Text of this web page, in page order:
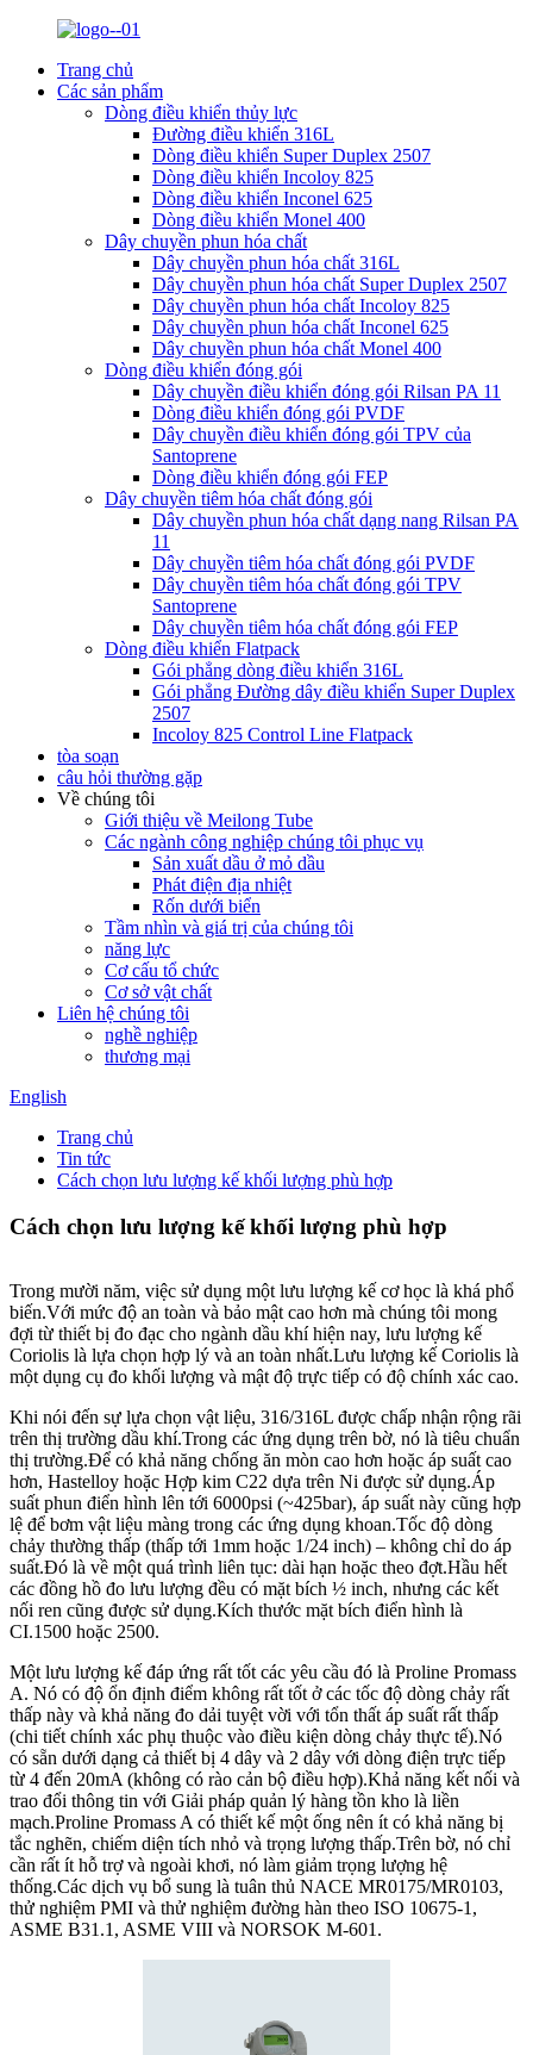
Trang chủ
Các sản phẩm
Dòng điều khiển thủy lực
Đường điều khiển 316L
Dòng điều khiển Super Duplex 2507
Dòng điều khiển Incoloy 825
Dòng điều khiển Inconel 625
Dòng điều khiển Monel 400
Dây chuyền phun hóa chất
Dây chuyền phun hóa chất 316L
Dây chuyền phun hóa chất Super Duplex 2507
Dây chuyền phun hóa chất Incoloy 825
Dây chuyền phun hóa chất Inconel 625
Dây chuyền phun hóa chất Monel 400
Dòng điều khiển đóng gói
Dây chuyền điều khiển đóng gói Rilsan PA 11
Dòng điều khiển đóng gói PVDF
Dây chuyền điều khiển đóng gói TPV của
Santoprene
Dòng điều khiển đóng gói FEP
Dây chuyền tiêm hóa chất đóng gói
Dây chuyền phun hóa chất dạng nang Rilsan PA
11
Dây chuyền tiêm hóa chất đóng gói PVDF
Dây chuyền tiêm hóa chất đóng gói TPV
Santoprene
Dây chuyền tiêm hóa chất đóng gói FEP
Dòng điều khiển Flatpack
Gói phẳng dòng điều khiển 316L
Gói phẳng Đường dây điều khiển Super Duplex
2507
Incoloy 825 Control Line Flatpack
tòa soạn
câu hỏi thường gặp
Về chúng tôi
Giới thiệu về Meilong Tube
Các ngành công nghiệp chúng tôi phục vụ
Sản xuất dầu ở mỏ dầu
Phát điện địa nhiệt
Rốn dưới biển
Tầm nhìn và giá trị của chúng tôi
năng lực
Cơ cấu tổ chức
Cơ sở vật chất
Liên hệ chúng tôi
nghề nghiệp
thương mại
English
Trang chủ
Tin tức
Cách chọn lưu lượng kế khối lượng phù hợp
Cách chọn lưu lượng kế khối lượng phù hợp
Trong mười năm, việc sử dụng một lưu lượng kế cơ học là khá phổ
biến.Với mức độ an toàn và bảo mật cao hơn mà chúng tôi mong
đợi từ thiết bị đo đạc cho ngành dầu khí hiện nay, lưu lượng kế
Coriolis là lựa chọn hợp lý và an toàn nhất.Lưu lượng kế Coriolis là
một dụng cụ đo khối lượng và mật độ trực tiếp có độ chính xác cao.
Khi nói đến sự lựa chọn vật liệu, 316/316L được chấp nhận rộng rãi
trên thị trường dầu khí.Trong các ứng dụng trên bờ, nó là tiêu chuẩn
thị trường.Để có khả năng chống ăn mòn cao hơn hoặc áp suất cao
hơn, Hastelloy hoặc Hợp kim C22 dựa trên Ni được sử dụng.Áp
suất phun điển hình lên tới 6000psi (~425bar), áp suất này cũng hợp
lệ để bơm vật liệu màng trong các ứng dụng khoan.Tốc độ dòng
chảy thường thấp (thấp tới 1mm hoặc 1/24 inch) – không chỉ do áp
suất.Đó là về một quá trình liên tục: dài hạn hoặc theo đợt.Hầu hết
các đồng hồ đo lưu lượng đều có mặt bích ½ inch, nhưng các kết
nối ren cũng được sử dụng.Kích thước mặt bích điển hình là
CI.1500 hoặc 2500.
Một lưu lượng kế đáp ứng rất tốt các yêu cầu đó là Proline Promass
A. Nó có độ ổn định điểm không rất tốt ở các tốc độ dòng chảy rất
thấp này và khả năng đo dải tuyệt vời với tổn thất áp suất rất thấp
(chi tiết chính xác phụ thuộc vào điều kiện dòng chảy thực tế).Nó
có sẵn dưới dạng cả thiết bị 4 dây và 2 dây với dòng điện trực tiếp
từ 4 đến 20mA (không có rào cản bộ điều hợp).Khả năng kết nối và
trao đổi thông tin với Giải pháp quản lý hàng tồn kho là liền
mạch.Proline Promass A có thiết kế một ống nên ít có khả năng bị
tắc nghẽn, chiếm diện tích nhỏ và trọng lượng thấp.Trên bờ, nó chỉ
cần rất ít hỗ trợ và ngoài khơi, nó làm giảm trọng lượng hệ
thống.Các dịch vụ bổ sung là tuân thủ NACE MR0175/MR0103,
thử nghiệm PMI và thử nghiệm đường hàn theo ISO 10675-1,
ASME B31.1, ASME VIII và NORSOK M-601.